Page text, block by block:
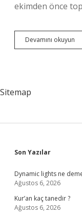
ekimden önce
Devamını okuyun
Sitemap
Sidebar
Son Yazılar
Dynamic lights ne
Ağustos 6, 2026
Kur’an kaç tanedir ?
Ağustos 6, 2026